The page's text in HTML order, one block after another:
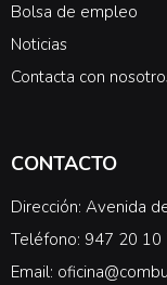
Bolsa de empleo
Noticias
Contacta con
CONTACTO
Dirección: Avenida
Teléfono: 947 20 10
Email: